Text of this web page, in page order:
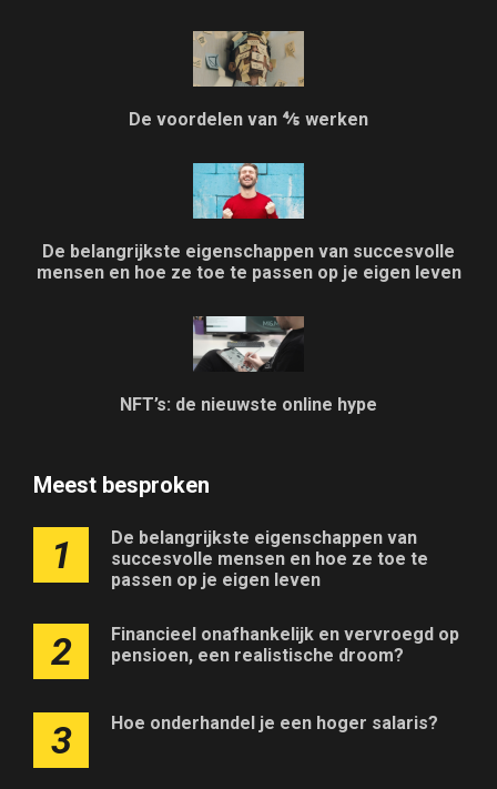
De voordelen van ⅘ werken
De belangrijkste eigenschappen van succesvolle
mensen en hoe ze toe te passen op je eigen leven
NFT’s: de nieuwste online hype
Meest besproken
1
De belangrijkste eigenschappen van
succesvolle mensen en hoe ze toe te
passen op je eigen leven
2
Financieel onafhankelijk en vervroegd op
pensioen, een realistische droom?
3 Hoe onderhandel je een hoger salaris?